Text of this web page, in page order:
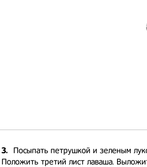
3.
Посыпать петрушкой и зеленым
Положить третий лист лаваша.